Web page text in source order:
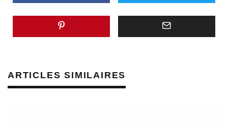
ARTICLES SIMILAIRES